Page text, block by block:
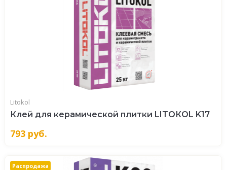
Litokol
Клей для керамической плитки LITOКOL K17
793 руб.
Распродажа